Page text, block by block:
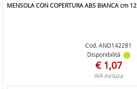
MENSOLA CON COPERTURA ABS BIANCA cm 12
Cod. AND142281
Disponibilità
€ 1,07
IVA inclusa